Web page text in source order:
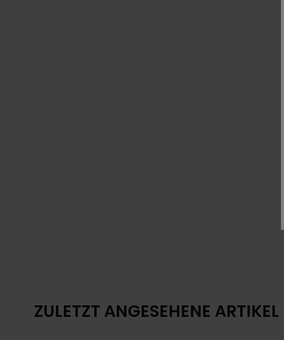
ZULETZT ANGESEHENE ARTIKEL